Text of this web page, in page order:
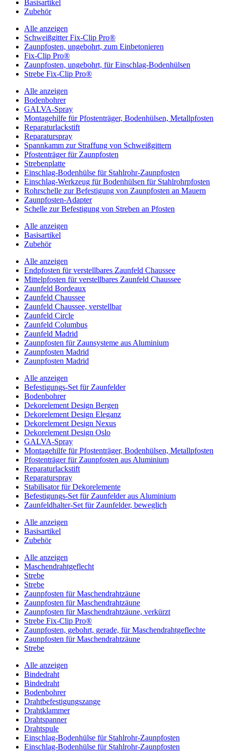
Basisartikel
Zubehör
Alle anzeigen
Schweißgitter Fix-Clip Pro®
Zaunpfosten, ungebohrt, zum Einbetonieren
Fix-Clip Pro®
Zaunpfosten, ungebohrt, für Einschlag-Bodenhülsen
Strebe Fix-Clip Pro®
Alle anzeigen
Bodenbohrer
GALVA-Spray
Montagehilfe für Pfostenträger, Bodenhülsen, Metallpfosten
Reparaturlackstift
Reparaturspray
Spannkamm zur Straffung von Schweißgittern
Pfostenträger für Zaunpfosten
Strebenplatte
Einschlag-Bodenhülse für Stahlrohr-Zaunpfosten
Einschlag-Werkzeug für Bodenhülsen für Stahlrohrpfosten
Rohrschelle zur Befestigung von Zaunpfosten an Mauern
Zaunpfosten-Adapter
Schelle zur Befestigung von Streben an Pfosten
Alle anzeigen
Basisartikel
Zubehör
Alle anzeigen
Endpfosten für verstellbares Zaunfeld Chaussee
Mittelpfosten für verstellbares Zaunfeld Chaussee
Zaunfeld Bordeaux
Zaunfeld Chaussee
Zaunfeld Chaussee, verstellbar
Zaunfeld Circle
Zaunfeld Columbus
Zaunfeld Madrid
Zaunpfosten für Zaunsysteme aus Aluminium
Zaunpfosten Madrid
Zaunpfosten Madrid
Alle anzeigen
Befestigungs-Set für Zaunfelder
Bodenbohrer
Dekorelement Design Bergen
Dekorelement Design Eleganz
Dekorelement Design Nexus
Dekorelement Design Oslo
GALVA-Spray
Montagehilfe für Pfostenträger, Bodenhülsen, Metallpfosten
Pfostenträger für Zaunpfosten aus Aluminium
Reparaturlackstift
Reparaturspray
Stabilisator für Dekorelemente
Befestigungs-Set für Zaunfelder aus Aluminium
Zaunfeldhalter-Set für Zaunfelder, beweglich
Alle anzeigen
Basisartikel
Zubehör
Alle anzeigen
Maschendrahtgeflecht
Strebe
Strebe
Zaunpfosten für Maschendrahtzäune
Zaunpfosten für Maschendrahtzäune
Zaunpfosten für Maschendrahtzäune, verkürzt
Strebe Fix-Clip Pro®
Zaunpfosten, gebohrt, gerade, für Maschendrahtgeflechte
Zaunpfosten für Maschendrahtzäune
Strebe
Alle anzeigen
Bindedraht
Bindedraht
Bodenbohrer
Drahtbefestigungszange
Drahtklammer
Drahtspanner
Drahtspule
Einschlag-Bodenhülse für Stahlrohr-Zaunpfosten
Einschlag-Bodenhülse für Stahlrohr-Zaunpfosten